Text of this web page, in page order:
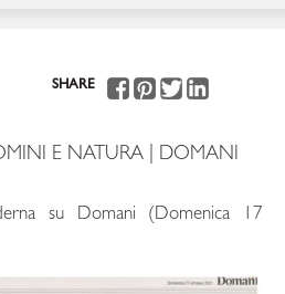
SHARE
E NATURA | DOMANI
su Domani (Domenica 17